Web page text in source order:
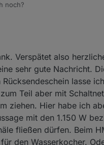
noch?
Verspätet also
sehr gute Nachricht.
lasse
Teil aber mit
ziehen. Hier habe ich
mit den 1.150 W
fließen dürfen. Beim
den Wasserkocher.